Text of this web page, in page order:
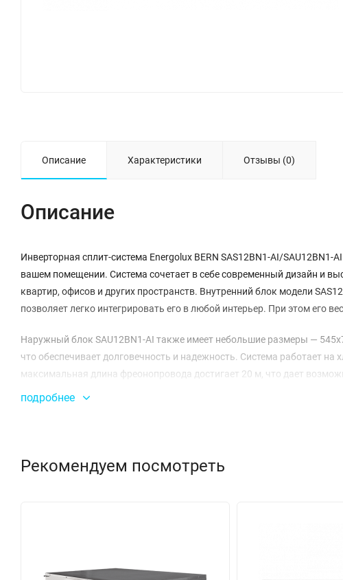
Описание Характеристики Отзывы (0)
Описание
Инверторная сплит-система Energolux BERN SAS12BN1-AI/
вашем помещении. Система сочетает в себе современный дизайн и
квартир, офисов и других пространств. Внутренний блок модели
позволяет легко интегрировать его в любой интерьер. При этом его
Наружный блок SAU12BN1-AI также имеет небольшие размеры —
что обеспечивает долговечность и надежность. Система работает
максимальная длина фреонопровода достигает 20 м, что дает
Energolux BERN обеспечивает отличные климатические условия в
К тому же, система имеет высокую энергоэффективность, что
сплит-система Energolux BERN SAS12BN1-AI/SAU12BN1-AI — это
подробнее
Рекомендуем посмотреть